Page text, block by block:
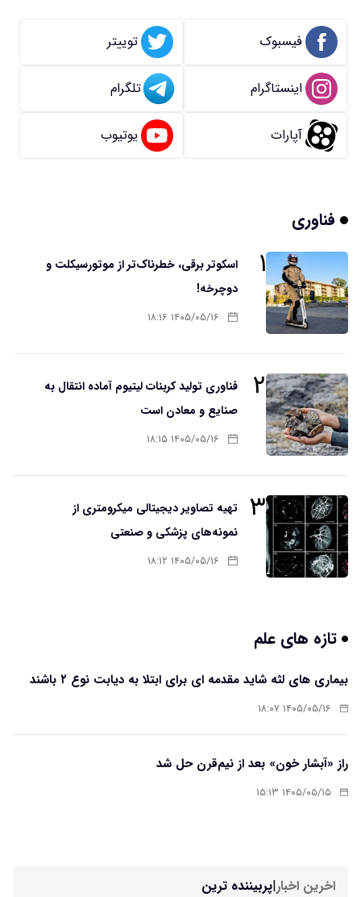
فیسبوک توییتر
اینستاگرام تلگرام
آپارات یوتیوب
فناوری
۱
اسکوتر برقی، خطرناک‌تر از موتورسیکلت و
دوچرخه!
۱۴۰۵/۰۵/۱۶ ۱۸:۱۶
۲
فناوری تولید کربنات لیتیوم آماده انتقال به
صنایع و معادن است
۱۴۰۵/۰۵/۱۶ ۱۸:۱۵
۳
تهیه تصاویر دیجیتالی میکرومتری از
نمونه‌های پزشکی و صنعتی
۱۴۰۵/۰۵/۱۶ ۱۸:۱۲
تازه های علم
بیماری های لثه شاید مقدمه ای برای ابتلا به دیابت نوع ۲ باشند
۱۴۰۵/۰۵/۱۶ ۱۸:۰۷
راز «آبشار خون» بعد از نیم‌قرن حل شد
۱۴۰۵/۰۵/۱۵ ۱۵:۱۳
اخرین اخبار|پربیننده ترین